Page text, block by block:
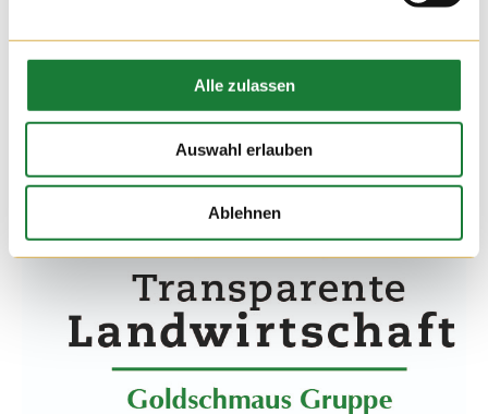
Alle zulassen
Auswahl erlauben
Ablehnen